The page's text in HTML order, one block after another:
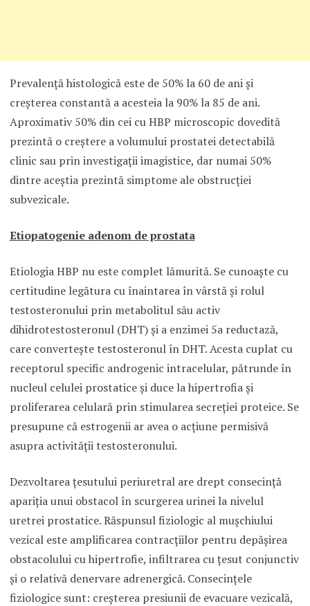
Prevalenţă histologică este de 50% la 60 de ani şi
creşterea constantă a acesteia la 90% la 85 de ani.
Aproximativ 50% din cei cu HBP microscopic dovedită
prezintă o creştere a volumului prostatei detectabilă
clinic sau prin investigaţii imagistice, dar numai 50%
dintre aceştia prezintă simptome ale obstrucţiei
subvezicale.
Etiopatogenie adenom de prostata
Etiologia HBP nu este complet lămurită. Se cunoaşte cu
certitudine legătura cu înaintarea în vârstă şi rolul
testosteronului prin metabolitul său activ
dihidrotestosteronul (DHT) şi a enzimei 5a reductază,
care converteşte testosteronul în DHT. Acesta cuplat cu
receptorul specific androgenic intracelular, pătrunde în
nucleul celulei prostatice şi duce la hipertrofia şi
proliferarea celulară prin stimularea secreţiei proteice. Se
presupune că estrogenii ar avea o acţiune permisivă
asupra activităţii testosteronului.
Dezvoltarea ţesutului periuretral are drept consecinţă
apariţia unui obstacol în scurgerea urinei la nivelul
uretrei prostatice. Răspunsul fiziologic al muşchiului
vezical este amplificarea contracţiilor pentru depăşirea
obstacolului cu hipertrofie, infiltrarea cu ţesut conjunctiv
şi o relativă denervare adrenergică. Consecinţele
fiziologice sunt: creşterea presiunii de evacuare vezicală,